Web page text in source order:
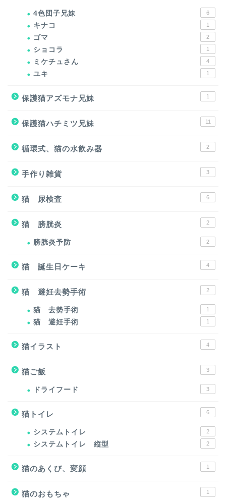
4色団子兄妹 6
キナコ 1
ゴマ 2
ショコラ 1
ミケチュさん 4
ユキ 1
保護猫アズモナ兄妹 1
保護猫ハチミツ兄妹 11
循環式、猫の水飲み器 2
手作り雑貨 3
猫 尿検査 6
猫 膀胱炎 2
膀胱炎予防 2
猫 誕生日ケーキ 4
猫 避妊去勢手術 2
猫 去勢手術 1
猫 避妊手術 1
猫イラスト 4
猫ご飯 3
ドライフード 3
猫トイレ 6
システムトイレ 2
システムトイレ 縦型 2
猫のあくび、変顔 1
猫のおもちゃ 1